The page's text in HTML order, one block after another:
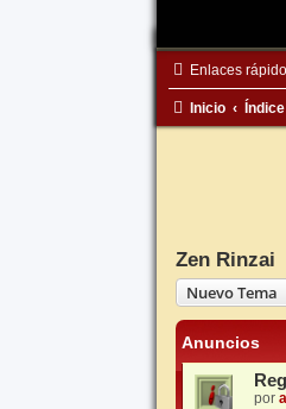
Enlaces
Inicio
Zen Rinzai
Nuevo Tema
Anuncios
por